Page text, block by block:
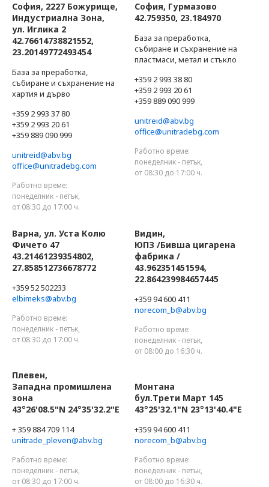
София, 2227 Божурище,
Индустриална Зона,
ул. Иглика 2
42.76614738821552,
23.20149772493454
База за преработка,
събиране и съхранение на
хартия и дърво
+359 2 993 37 80
+359 2 993 20 61
+359 889 090 999
unitreid@abv.bg
office@unitradebg.com
Работно време:
понеделник - петък,
от 08:30 до 17:00 ч.
София, Гурмазово
42.759350, 23.184970
База за преработка,
събиране и съхранение на
пластмаси, метал и стъкло
+359 2 993 38 80
+359 2 993 20 61
+359 889 090 999
unitreid@abv.bg
office@unitradebg.com
Работно време:
понеделник - петък,
от 08:30 до 17:00 ч.
Варна, ул. Уста Колю
Фичето 47
43.21461239354802,
27.858512736678772
+359 52 502233
elbimeks@abv.bg
Работно време:
понеделник - петък,
от 08:30 до 17:00 ч.
Плевен,
Западна промишлена
зона
43°26'08.5"N 24°35'32.2"E
+ 359 884 709 114
unitrade_pleven@abv.bg
Работно време:
понеделник - петък,
от 08:30 до 17:00 ч.
Видин,
ЮПЗ /Бивша цигарена
фабрика /
43.962351451594,
22.864239984657445
+359 94 600 411
norecom_b@abv.bg
Работно време:
понеделник - петък,
от 08:00 до 16:30 ч.
Монтана
бул.Трети Март 145
43°25'32.1"N 23°13'40.4"E
+359 94 600 411
norecom_b@abv.bg
Работно време:
понеделник - петък,
от 08:00 до 16:30 ч.